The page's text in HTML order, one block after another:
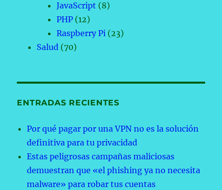
JavaScript (8)
PHP (12)
Raspberry Pi (23)
Salud (70)
ENTRADAS RECIENTES
Por qué pagar por una VPN no es la solución
definitiva para tu privacidad
Estas peligrosas campañas maliciosas
demuestran que «el phishing ya no necesita
malware» para robar tus cuentas